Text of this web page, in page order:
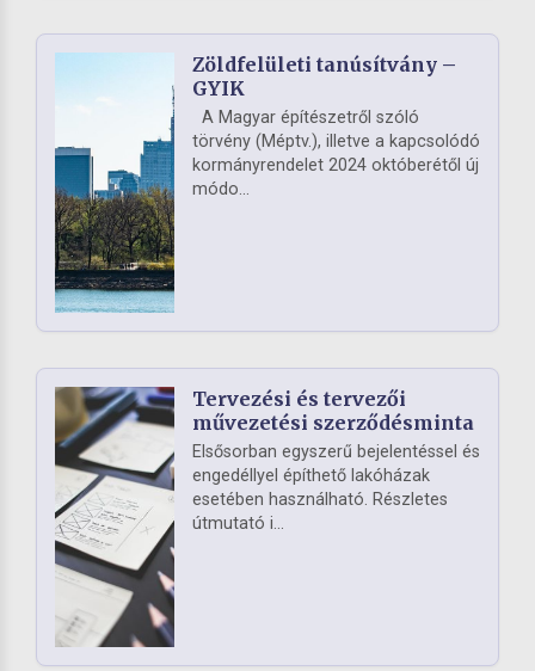
Zöldfelületi tanúsítvány –
GYIK
A Magyar építészetről szóló
törvény (Méptv.), illetve a kapcsolódó
kormányrendelet 2024 októberétől új
módo...
Tervezési és tervezői
művezetési szerződésminta
Elsősorban egyszerű bejelentéssel és
engedéllyel építhető lakóházak
esetében használható. Részletes
útmutató i...